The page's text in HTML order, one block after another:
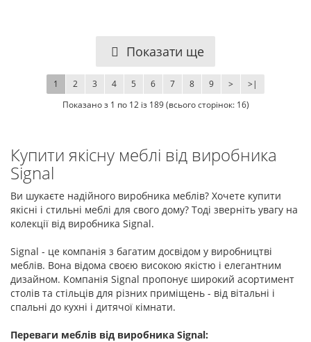
Показати ще
1 2 3 4 5 6 7 8 9 > >|
Показано з 1 по 12 із 189 (всього сторінок: 16)
Купити якісну меблі від виробника
Signal
Ви шукаєте надійного виробника меблів? Хочете купити
якісні і стильні меблі для свого дому? Тоді зверніть увагу на
колекції від виробника Signal.
Signal - це компанія з багатим досвідом у виробництві
меблів. Вона відома своєю високою якістю і елегантним
дизайном. Компанія Signal пропонує широкий асортимент
столів та стільців для різних приміщень - від вітальні і
спальні до кухні і дитячої кімнати.
Переваги меблів від виробника Signal: